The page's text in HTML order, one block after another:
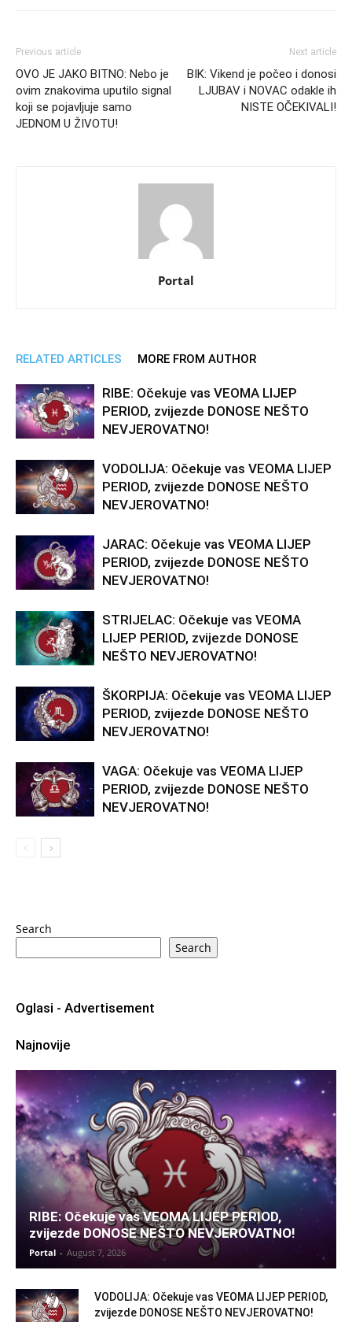
Previous article
OVO JE JAKO BITNO: Nebo je
ovim znakovima uputilo signal
koji se pojavljuje samo
JEDNOM U ŽIVOTU!
Next article
BIK: Vikend je počeo i donosi
LJUBAV i NOVAC odakle ih
NISTE OČEKIVALI!
Portal
RELATED ARTICLES MORE FROM AUTHOR
RIBE: Očekuje vas VEOMA LIJEP
PERIOD, zvijezde DONOSE NEŠTO
NEVJEROVATNO!
VODOLIJA: Očekuje vas VEOMA LIJEP
PERIOD, zvijezde DONOSE NEŠTO
NEVJEROVATNO!
JARAC: Očekuje vas VEOMA LIJEP
PERIOD, zvijezde DONOSE NEŠTO
NEVJEROVATNO!
STRIJELAC: Očekuje vas VEOMA
LIJEP PERIOD, zvijezde DONOSE
NEŠTO NEVJEROVATNO!
ŠKORPIJA: Očekuje vas VEOMA LIJEP
PERIOD, zvijezde DONOSE NEŠTO
NEVJEROVATNO!
VAGA: Očekuje vas VEOMA LIJEP
PERIOD, zvijezde DONOSE NEŠTO
NEVJEROVATNO!
Search
Search
Oglasi - Advertisement
Najnovije
RIBE: Očekuje vas VEOMA LIJEP PERIOD,
zvijezde DONOSE NEŠTO NEVJEROVATNO!
Portal - August 7, 2026
VODOLIJA: Očekuje vas VEOMA LIJEP PERIOD,
zvijezde DONOSE NEŠTO NEVJEROVATNO!